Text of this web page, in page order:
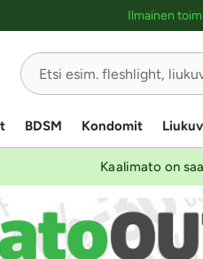
Ilmainen
BDSM Kondomit
Kaalimato on